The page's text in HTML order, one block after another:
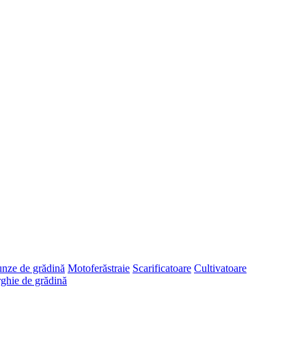
de grădină Motoferăstraie Scarificatoare Cultivatoare
de grădină